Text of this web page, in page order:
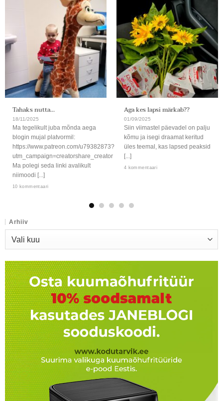
Tahaks nutta…
18/11/2025
Ma tegelikult juba mõnda aega
blogin mujal platvormil:
https://www.patreon.com/u79382873?
utm_campaign=creatorshare_creator
Ma polegi seda linki avalikult
niimoodi [...]
10 kommentaari
Aga kes lapsi märkab??
01/09/2025
Siin viimastel päevadel on palju
kõmu ja isegi draamat keritud
üles teemal, kas lapsed peaksid
[...]
4 kommentaari
Arhiiv
Arhiiv